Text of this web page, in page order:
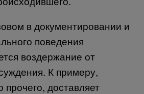
в документировании и
поведения
воздержание от
К примеру,
доставляет